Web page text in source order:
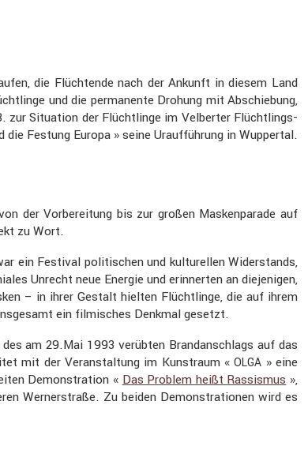
die Flüch­tende nach der Ankunft in diesem Land
und die perma­nente Drohung mit Abschie­bung,
zur Situa­tion der Flücht­linge im Velberter Flücht­lings­
die Festung Europa » seine Urauf­füh­rung in Wuppertal.
der Vorbe­rei­tung bis zur großen Masken­pa­rade auf
zu Wort.
ein Festival politi­schen und kultu­rellen Wider­stands,
Unrecht neue Energie und erinnerten an dieje­nigen,
– in ihrer Gestalt hielten Flücht­linge, die auf ihrem
ein filmi­sches Denkmal gesetzt.
am 29.Mai 1993 verübten Brand­an­schlags auf das
mit der Veran­stal­tung im Kunst­raum «OLGA » eine
Demons­tra­tion « Das Problem heißt Rassismus »,
Werner­straße. Zu beiden Demons­tra­tionen wird es